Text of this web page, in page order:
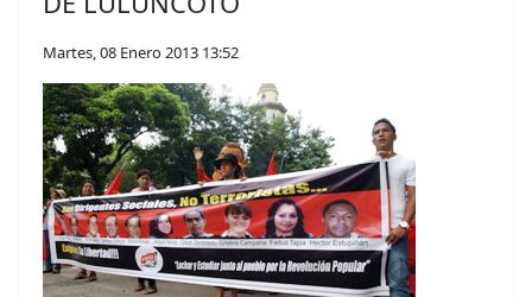
Martes, 08 Enero 2013 13:52